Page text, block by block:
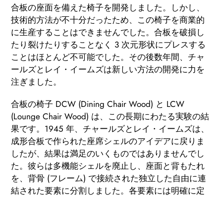
合板の座面を備えた椅子を開発しました。しかし、
技術的方法が不十分だったため、この椅子を商業的
に生産することはできませんでした。合板を破損し
たり裂けたりすることなく 3 次元形状にプレスする
ことはほとんど不可能でした。その後数年間、チャ
ールズとレイ・イームズは新しい方法の開発に力を
注ぎました。
合板の椅子 DCW (Dining Chair Wood) と LCW
(Lounge Chair Wood) は、この長期にわたる実験の結
果です。1945 年、チャールズとレイ・イームズは、
成形合板で作られた座席シェルのアイデアに戻りま
したが、結果は満足のいくものではありませんでし
た。彼らは多機能シェルを廃止し、座面と背もたれ
を、背骨 (フレーム) で接続された独立した自由に連
結された要素に分割しました。各要素には明確に定